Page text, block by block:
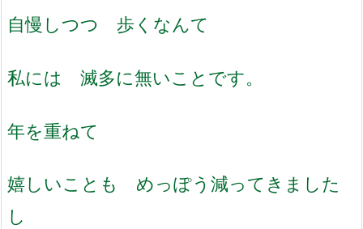
自慢しつつ 歩くなんて
私には 滅多に無いことです。
年を重ねて
嬉しいことも めっぽう減ってきました
し